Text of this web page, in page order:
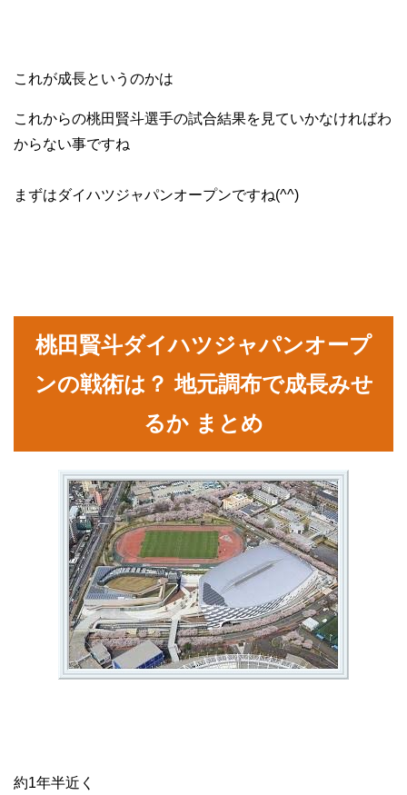
これが成長というのかは
これからの桃田賢斗選手の試合結果を見ていかなければわ
からない事ですね
まずはダイハツジャパンオープンですね(^^)
桃田賢斗ダイハツジャパンオープ
ンの戦術は？ 地元調布で成長みせ
るか まとめ
約1年半近く